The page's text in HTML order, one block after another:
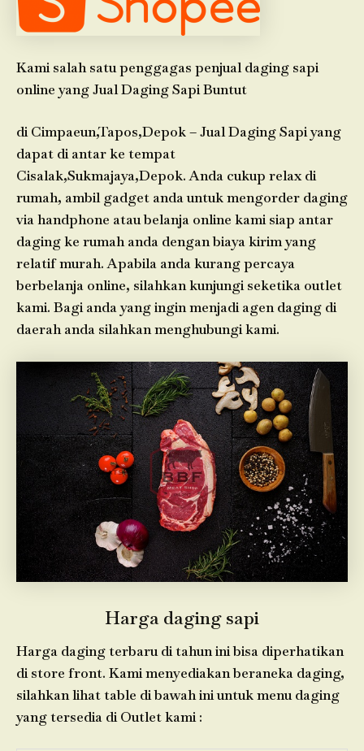
Kami salah satu penggagas penjual daging sapi
online yang Jual Daging Sapi Buntut
di Cimpaeun,Tapos,Depok – Jual Daging Sapi yang
dapat di antar ke tempat
Cisalak,Sukmajaya,Depok. Anda cukup relax di
rumah, ambil gadget anda untuk mengorder daging
via handphone atau belanja online kami siap antar
daging ke rumah anda dengan biaya kirim yang
relatif murah. Apabila anda kurang percaya
berbelanja online, silahkan kunjungi seketika outlet
kami. Bagi anda yang ingin menjadi agen daging di
daerah anda silahkan menghubungi kami.
Harga daging sapi
Harga daging terbaru di tahun ini bisa diperhatikan
di store front. Kami menyediakan beraneka daging,
silahkan lihat table di bawah ini untuk menu daging
yang tersedia di Outlet kami :